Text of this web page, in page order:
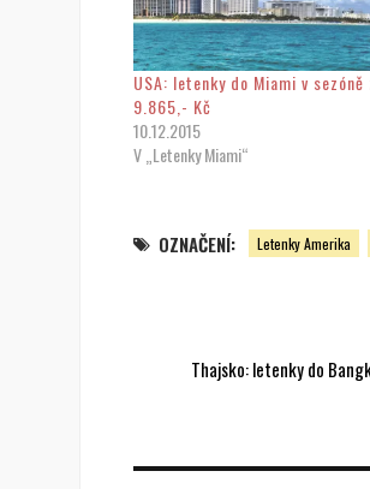
USA: letenky do Miami v sezóně
9.865,- Kč
10.12.2015
V „Letenky Miami“
OZNAČENÍ: Letenky Amerika
Thajsko: letenky do